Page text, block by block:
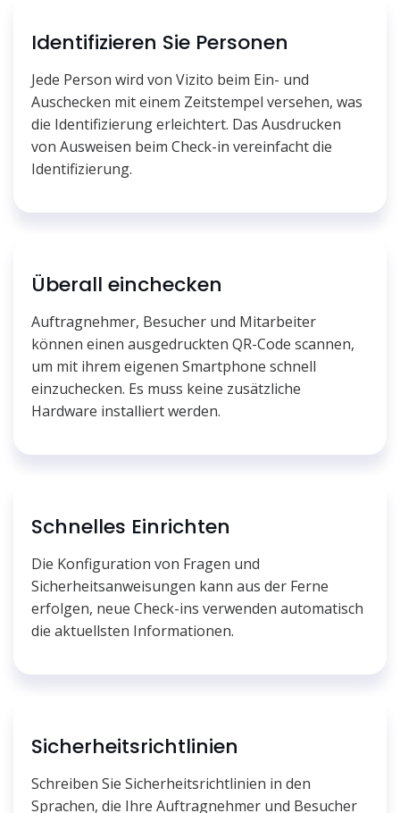
Identifizieren Sie Personen
Jede Person wird von Vizito beim Ein- und
Auschecken mit einem Zeitstempel versehen, was
die Identifizierung erleichtert. Das Ausdrucken
von Ausweisen beim Check-in vereinfacht die
Identifizierung.
Überall einchecken
Auftragnehmer, Besucher und Mitarbeiter
können einen ausgedruckten QR-Code scannen,
um mit ihrem eigenen Smartphone schnell
einzuchecken. Es muss keine zusätzliche
Hardware installiert werden.
Schnelles Einrichten
Die Konfiguration von Fragen und
Sicherheitsanweisungen kann aus der Ferne
erfolgen, neue Check-ins verwenden automatisch
die aktuellsten Informationen.
Sicherheitsrichtlinien
Schreiben Sie Sicherheitsrichtlinien in den
Sprachen, die Ihre Auftragnehmer und Besucher